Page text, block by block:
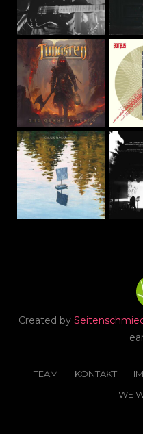
Created by
TEAM KONTAKT
WE